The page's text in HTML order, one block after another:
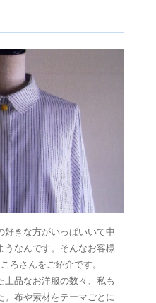
好きな方がいっぱいいて中
うなんです。そんなお客様
ろさんをご紹介です。
上品なお洋服の数々、私も
。布や素材をテーマごとに